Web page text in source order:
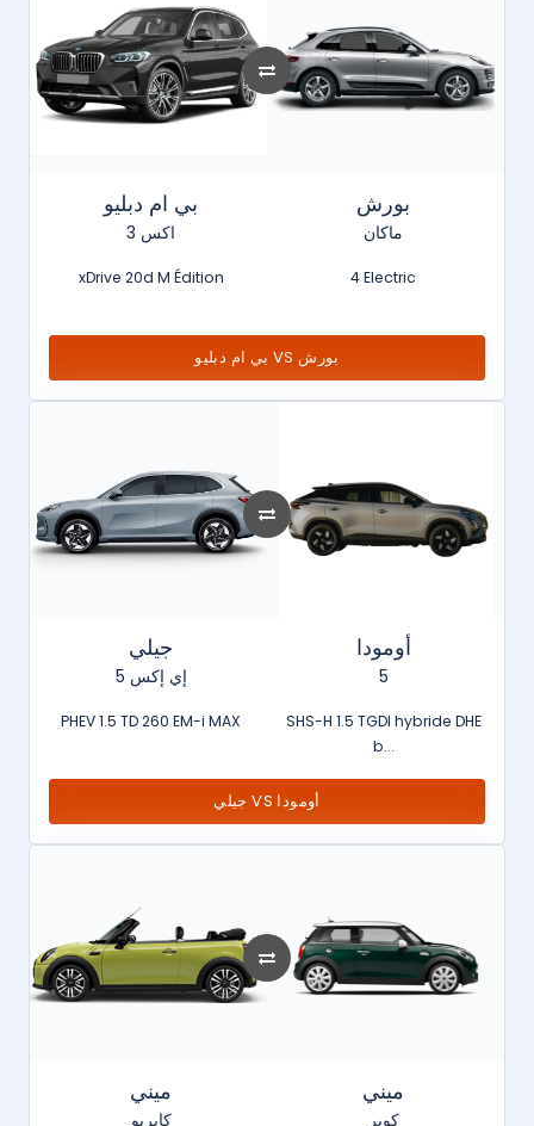
بي ام دبليو
اكس 3
xDrive 20d M Édition
بورش
ماكان
4 Electric
بي ام دبليو VS بورش
جيلي
إي إكس 5
PHEV 1.5 TD 260 EM-i MAX
أومودا
5
SHS-H 1.5 TGDI hybride DHE
b...
جيلي VS أومودا
ميني
كابريو
ميني
كوبر